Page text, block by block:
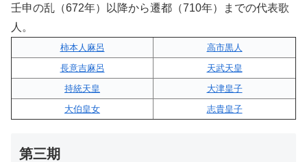
壬申の乱（672年）以降から遷都（710年）までの代表歌
人。
柿本人麻呂
高市黒人
長意吉麻呂
天武天皇
持統天皇
大津皇子
大伯皇女
志貴皇子
第三期